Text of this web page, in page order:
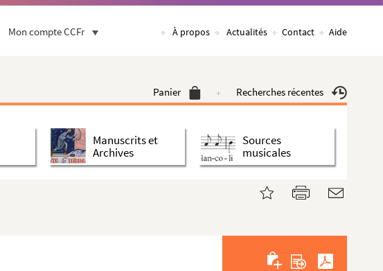
Mon compte CCFr À propos Actualités Contact Aide
Panier Recherches récentes
Manuscrits et
Archives
Sources
musicales